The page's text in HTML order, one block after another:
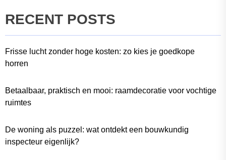
RECENT POSTS
Frisse lucht zonder hoge kosten: zo kies je goedkope
horren
Betaalbaar, praktisch en mooi: raamdecoratie voor vochtige
ruimtes
De woning als puzzel: wat ontdekt een bouwkundig
inspecteur eigenlijk?